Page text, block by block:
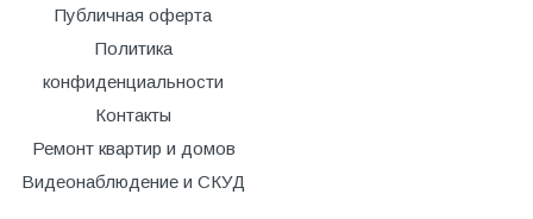
Публичная оферта
Политика
конфиденциальности
Контакты
Ремонт квартир и домов
Видеонаблюдение и СКУД